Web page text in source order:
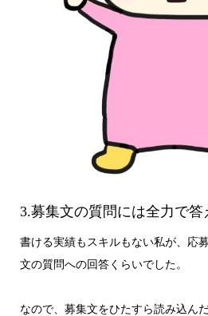
3.募集文の質問には全力で答
書ける実績もスキルもない私が、応
文の質問への回答くらいでした。
なので、募集文をひたすら読み込ん